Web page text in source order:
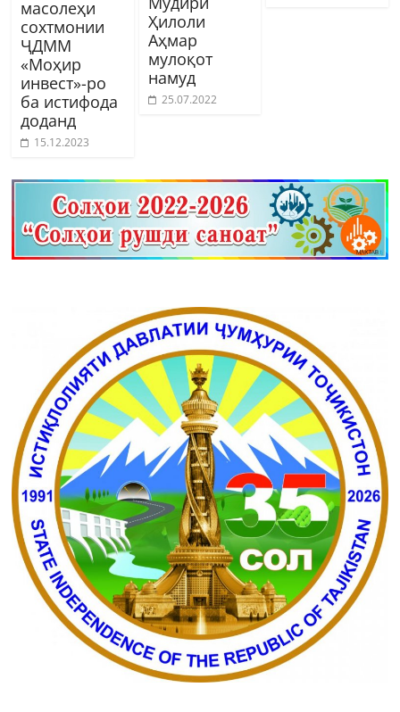
масолеҳи
сохтмонии
ҶДММ
«Моҳир
инвест»-ро
ба истифода
доданд
15.12.2023
Ҳилоли
Аҳмар
мулоқот
намуд
25.07.2022